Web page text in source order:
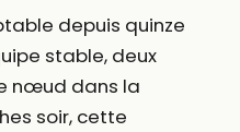
depuis quinze
stable, deux
nœud dans la
soir, cette